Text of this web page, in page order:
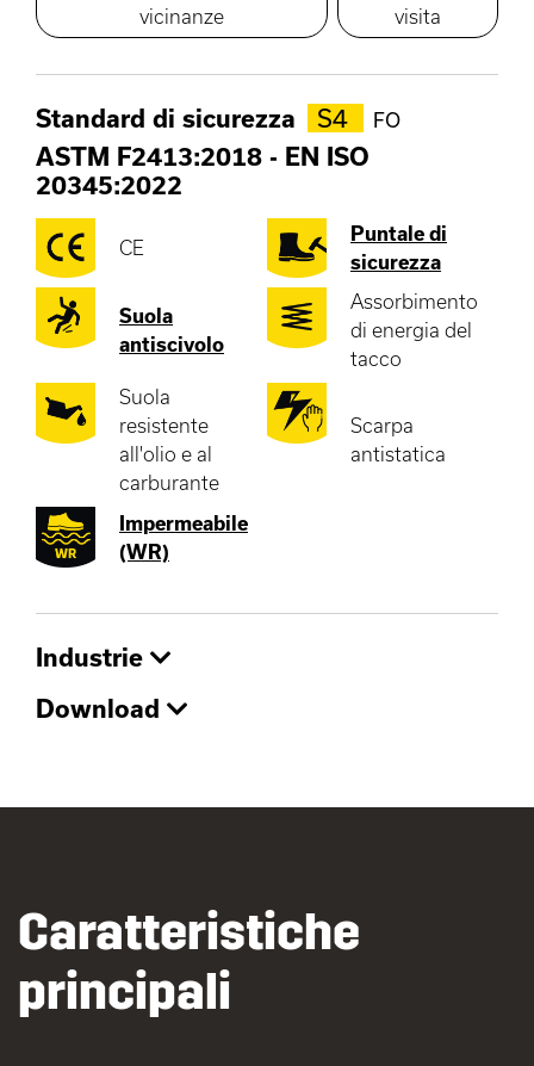
vicinanze
visita
Standard di sicurezza S4 FO
ASTM F2413:2018 - EN ISO
20345:2022
CE
Puntale di
sicurezza
Suola
antiscivolo
Assorbimento
di energia del
tacco
Suola
resistente
all'olio e al
carburante
Scarpa
antistatica
Impermeabile
(WR)
Industrie
Download
Caratteristiche
principali